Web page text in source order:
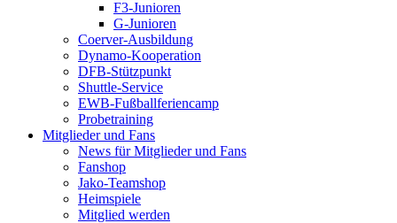
F3-Junioren
G-Junioren
Coerver-Ausbildung
Dynamo-Kooperation
DFB-Stützpunkt
Shuttle-Service
EWB-Fußballferiencamp
Probetraining
Mitglieder und Fans
News für Mitglieder und Fans
Fanshop
Jako-Teamshop
Heimspiele
Mitglied werden